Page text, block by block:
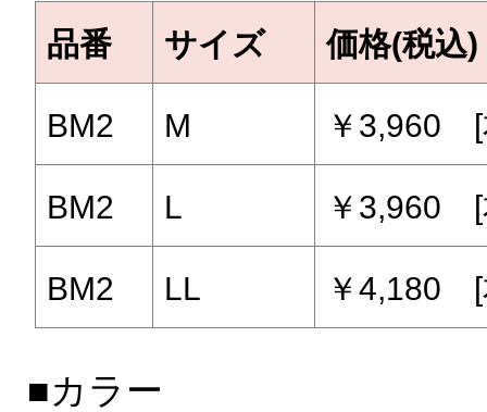
品番 サイズ 価格(税込)
BM2 M ￥3,960 [
BM2 L ￥3,960 [
BM2 LL ￥4,180 [
■カラー